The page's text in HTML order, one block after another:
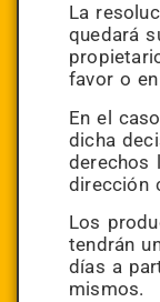
La
quedará
favor o
En el
dicha
derechos
dirección
Los
tendrán
días a
mismos.